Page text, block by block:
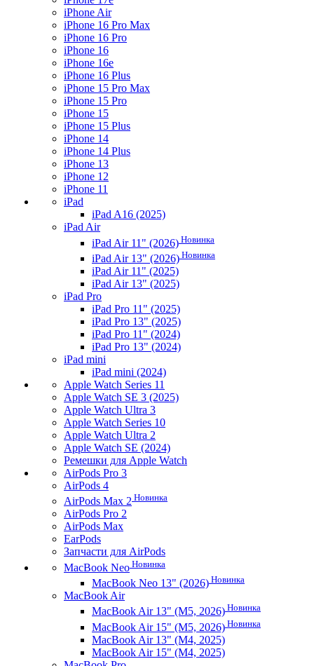
iPhone Air
iPhone 16 Pro Max
iPhone 16 Pro
iPhone 16
iPhone 16e
iPhone 16 Plus
iPhone 15 Pro Max
iPhone 15 Pro
iPhone 15
iPhone 15 Plus
iPhone 14
iPhone 14 Plus
iPhone 13
iPhone 12
iPhone 11
iPad
iPad A16 (2025)
iPad Air
iPad Air 11" (2026) Новинка
iPad Air 13" (2026) Новинка
iPad Air 11" (2025)
iPad Air 13" (2025)
iPad Pro
iPad Pro 11" (2025)
iPad Pro 13" (2025)
iPad Pro 11" (2024)
iPad Pro 13" (2024)
iPad mini
iPad mini (2024)
Apple Watch Series 11
Apple Watch SE 3 (2025)
Apple Watch Ultra 3
Apple Watch Series 10
Apple Watch Ultra 2
Apple Watch SE (2024)
Ремешки для Apple Watch
AirPods Pro 3
AirPods 4
AirPods Max 2 Новинка
AirPods Pro 2
AirPods Max
EarPods
Запчасти для AirPods
MacBook Neo Новинка
MacBook Neo 13" (2026) Новинка
MacBook Air
MacBook Air 13" (M5, 2026) Новинка
MacBook Air 15" (M5, 2026) Новинка
MacBook Air 13" (M4, 2025)
MacBook Air 15" (M4, 2025)